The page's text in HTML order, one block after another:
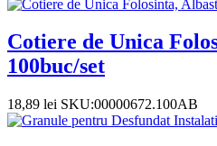
Cotiere de Unica
100buc/set
18,89 lei SKU:00000672.100AB